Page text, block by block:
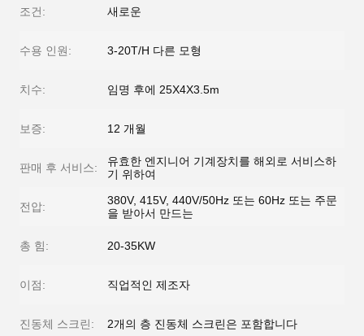
조건: 새로운
수용 인원: 3-20T/H 다른 모형
치수: 임명 후에 25X4X3.5m
보증: 12 개월
판매 후 서비스:
유효한 엔지니어 기계장치를 해외로 서비스하
기 위하여
전압:
380V, 415V, 440V/50Hz 또는 60Hz 또는 주문
을 받아서 만드는
총 힘: 20-35KW
이점: 직업적인 제조자
진동체 스크린: 2개의 층 진동체 스크린은 포함합니다